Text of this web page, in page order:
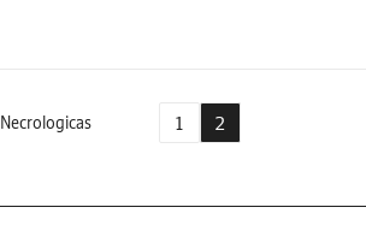
Necrologicas 1 2